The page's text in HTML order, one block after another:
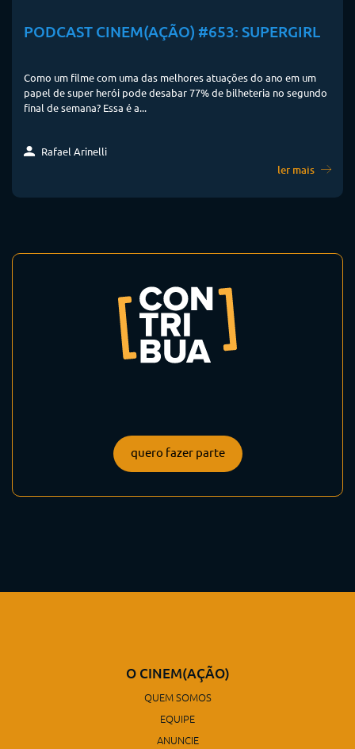
PODCAST CINEM(AÇÃO) #653: SUPERGIRL
Como um filme com uma das melhores atuações do ano em um
papel de super herói pode desabar 77% de bilheteria no segundo
final de semana? Essa é a...
Rafael Arinelli
ler mais
quero fazer parte
O CINEM(AÇÃO)
QUEM SOMOS
EQUIPE
ANUNCIE